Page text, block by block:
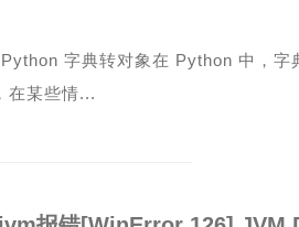
字典转对象在 Python 中，字
在某些情...